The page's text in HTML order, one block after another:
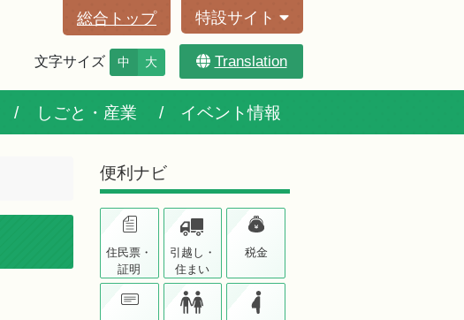
総合トップ 特設サイト
文字サイズ 中 大 Translation
しごと・産業 イベント情報
便利ナビ
住民票・
証明
引越し・
住まい
税金